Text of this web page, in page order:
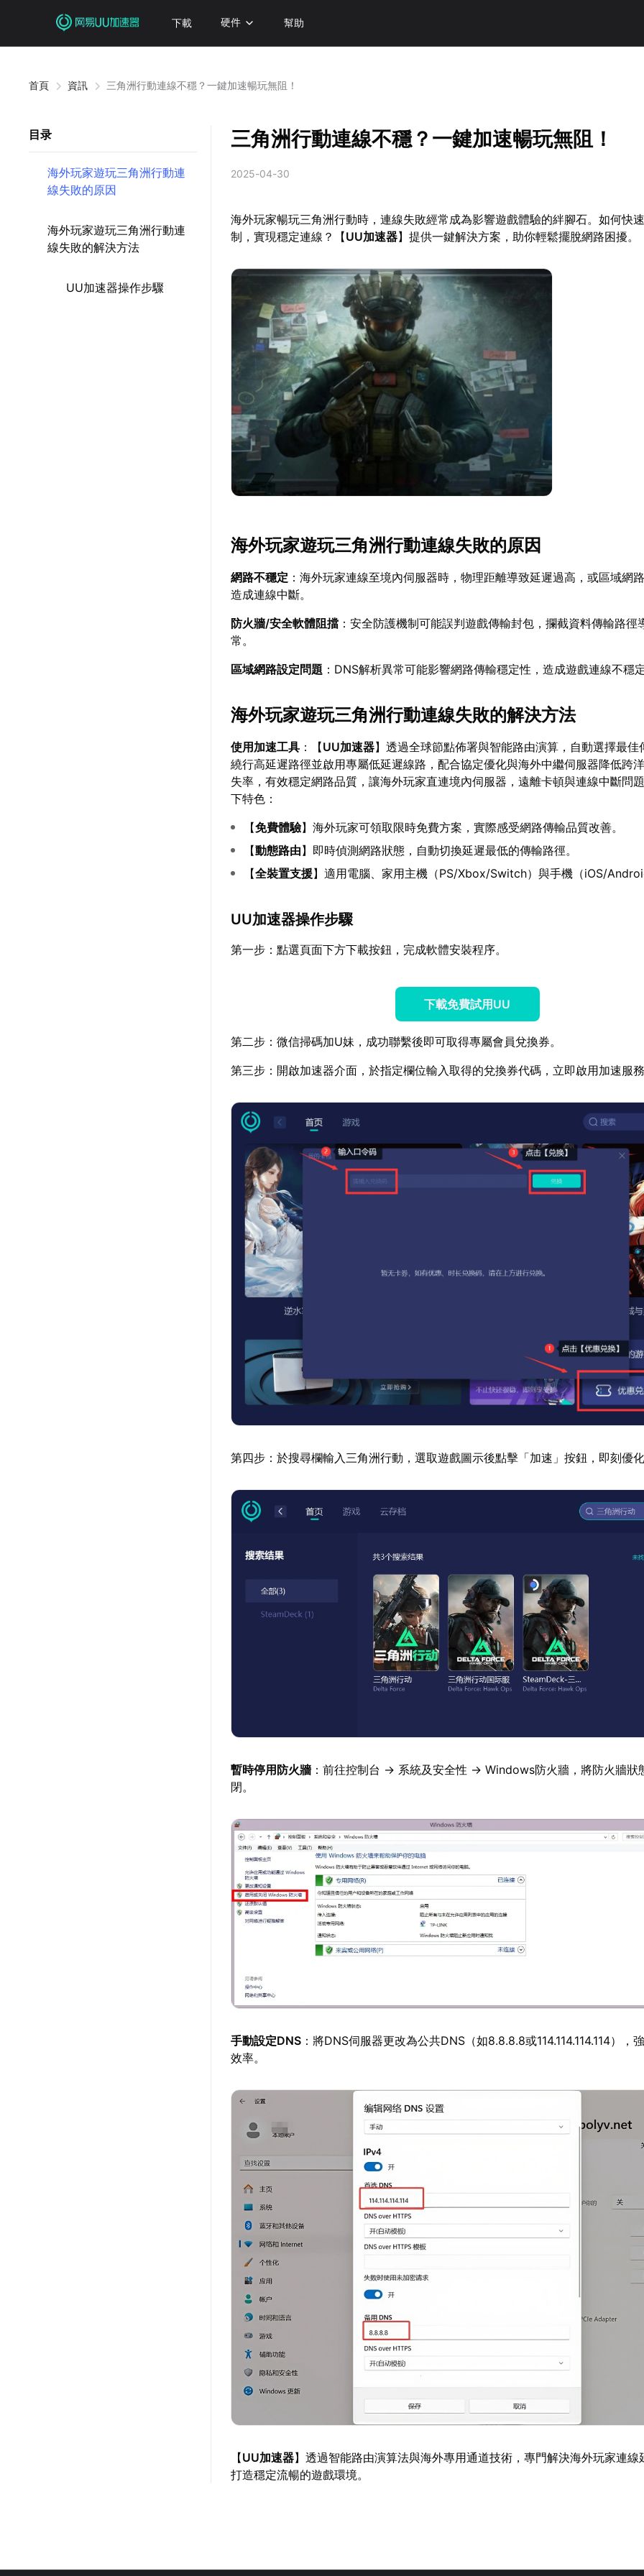
下載 硬件 幫助
首頁 資訊 三角洲行動連線不穩？一鍵加速暢玩無阻！
目录
海外玩家遊玩三角洲行動連
線失敗的原因
海外玩家遊玩三角洲行動連
線失敗的解決方法
UU加速器操作步驟
三角洲行動連線不穩？一鍵加速暢玩無阻！
2025-04-30
海外玩家暢玩三角洲行動時，連線失敗經常成為影響遊戲體驗的絆腳石。如何快
制，實現穩定連線？【UU加速器】提供一鍵解決方案，助你輕鬆擺脫網路困擾。
海外玩家遊玩三角洲行動連線失敗的原因
網路不穩定 ：海外玩家連線至境內伺服器時，物理距離導致延遲過高，或區域網
造成連線中斷。
防火牆/安全軟體阻擋 ：安全防護機制可能誤判遊戲傳輸封包，攔截資料傳輸路徑
常。
區域網路設定問題 ：DNS解析異常可能影響網路傳輸穩定性，造成遊戲連線不穩
海外玩家遊玩三角洲行動連線失敗的解決方法
使用加速工具 ：【UU加速器】透過全球節點佈署與智能路由演算，自動選擇最佳
繞行高延遲路徑並啟用專屬低延遲線路，配合協定優化與海外中繼伺服器降低跨
失率，有效穩定網路品質，讓海外玩家直連境內伺服器，遠離卡頓與連線中斷問
下特色：
【免費體驗】海外玩家可領取限時免費方案，實際感受網路傳輸品質改善。
【動態路由】即時偵測網路狀態，自動切換延遲最低的傳輸路徑。
【全裝置支援】適用電腦、家用主機（PS/Xbox/Switch）與手機（iOS/
UU加速器操作步驟
第一步：點選頁面下方下載按鈕，完成軟體安裝程序。
下載免費試用UU
第二步：微信掃碼加U妹，成功聯繫後即可取得專屬會員兌換券。
第三步：開啟加速器介面，於指定欄位輸入取得的兌換券代碼，立即啟用加速服
第四步：於搜尋欄輸入三角洲行動，選取遊戲圖示後點擊「加速」按鈕，即刻優
暫時停用防火牆 ：前往控制台 → 系統及安全性 → Windows防火牆，將防火牆狀
閉。
手動設定DNS ：將DNS伺服器更改為公共DNS（如8.8.8.8或114.114.114.114），
效率。
【UU加速器】透過智能路由演算法與海外專用通道技術，專門解決海外玩家連線
打造穩定流暢的遊戲環境。